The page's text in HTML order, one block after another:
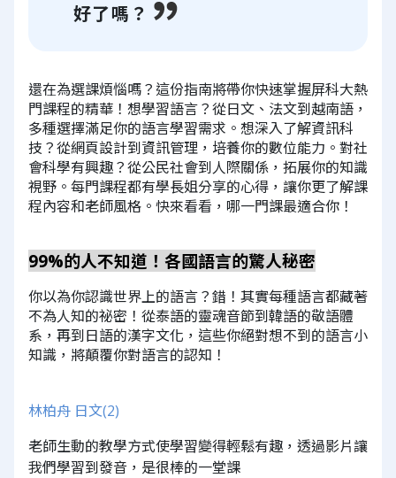
好了嗎？
還在為選課煩惱嗎？這份指南將帶你快速掌握屏科大熱
門課程的精華！想學習語言？從日文、法文到越南語，
多種選擇滿足你的語言學習需求。想深入了解資訊科
技？從網頁設計到資訊管理，培養你的數位能力。對社
會科學有興趣？從公民社會到人際關係，拓展你的知識
視野。每門課程都有學長姐分享的心得，讓你更了解課
程內容和老師風格。快來看看，哪一門課最適合你！
99%的人不知道！各國語言的驚人秘密
你以為你認識世界上的語言？錯！其實每種語言都藏著
不為人知的祕密！從泰語的靈魂音節到韓語的敬語體
系，再到日語的漢字文化，這些你絕對想不到的語言小
知識，將顛覆你對語言的認知！
林柏舟 日文(2)
老師生動的教學方式使學習變得輕鬆有趣，透過影片讓
我們學習到發音，是很棒的一堂課